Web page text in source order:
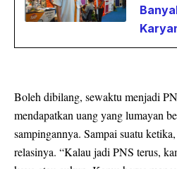
Boleh dibilang, sewaktu menjadi
mendapatkan uang yang lumayan
sampingannya. Sampai suatu
relasinya. “Kalau jadi PNS terus,